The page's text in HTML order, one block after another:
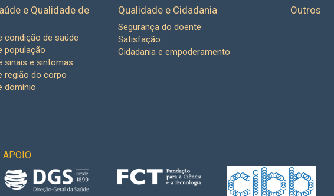
e Qualidade de
condição de saúde
população
sinais e sintomas
região do corpo
domínio
Qualidade e Cidadania
Segurança do doente
Satisfação
Cidadania e empoderamento
Outros
APOIO